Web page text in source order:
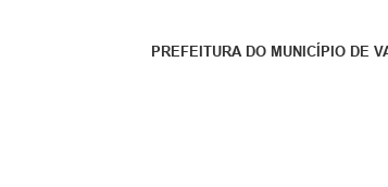
PREFEITURA DO MUNICÍPIO DE